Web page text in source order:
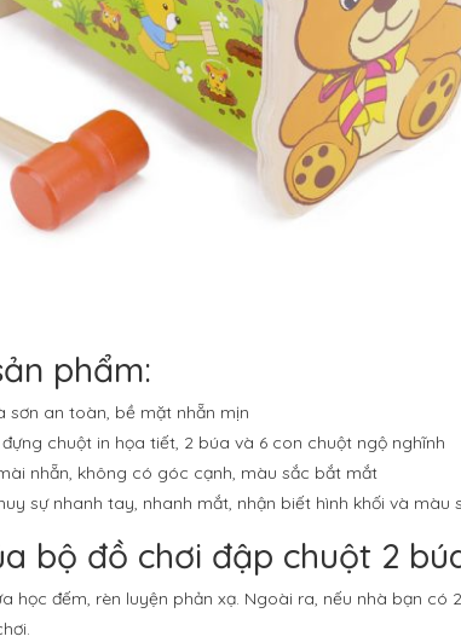
phẩm:
sơn an toàn, bề mặt nhẵn mịn
đựng chuột in họa tiết, 2 búa và 6 con chuột ngộ nghĩnh
nhẵn, không có góc cạnh, màu sắc bắt mắt
sự nhanh tay, nhanh mắt, nhận biết hình khối và màu
bộ đồ chơi đập chuột 2
học đếm, rèn luyện phản xạ. Ngoài ra, nếu nhà bạn